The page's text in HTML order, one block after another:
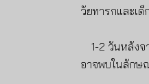
วัยทารกและเ
1-2 วันหลังจ
อาจพบในลักษ